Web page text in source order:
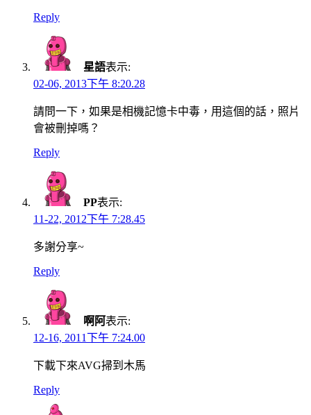
Reply
星語表示:
02-06, 2013下午 8:20.28
請問一下，如果是相機記憶卡中毒，用這個的話，照片
會被刪掉嗎？
Reply
PP表示:
11-22, 2012下午 7:28.45
多謝分享~
Reply
啊阿表示:
12-16, 2011下午 7:24.00
下載下來AVG掃到木馬
Reply